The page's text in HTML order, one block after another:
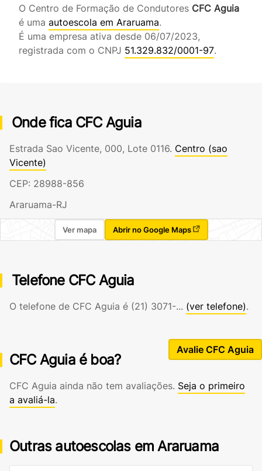
O Centro de Formação de Condutores CFC Aguia
é uma autoescola em Araruama.
É uma empresa ativa desde 06/07/2023,
registrada com o CNPJ 51.329.832/0001-97.
Onde fica CFC Aguia
Estrada Sao Vicente, 000, Lote 0116. Centro (sao
Vicente)
CEP: 28988-856
Araruama-RJ
Ver mapa Abrir no Google Maps
Telefone CFC Aguia
O telefone de CFC Aguia é (21) 3071-... (ver telefone).
CFC Aguia é boa?
Avalie CFC Aguia
CFC Aguia ainda não tem avaliações. Seja o primeiro
a avaliá-la.
Outras autoescolas em Araruama